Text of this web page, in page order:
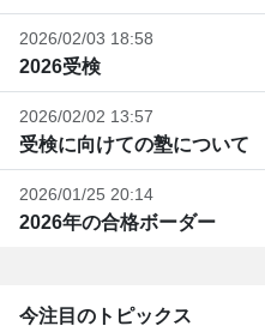
2026/02/03 18:58
2026受検
2026/02/02 13:57
受検に向けての塾について
2026/01/25 20:14
2026年の合格ボーダー
今注目のトピックス